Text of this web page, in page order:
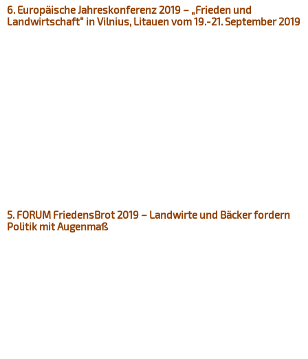
6. Europäische Jahreskonferenz 2019 – „Frieden und
Landwirtschaft“ in Vilnius, Litauen vom 19.-21. September 2019
5. FORUM FriedensBrot 2019 – Landwirte und Bäcker fordern
Politik mit Augenmaß